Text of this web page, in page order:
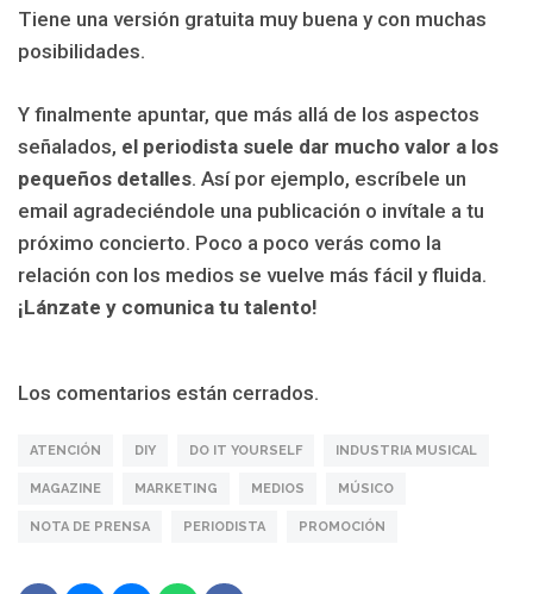
Tiene una versión gratuita muy buena y con muchas
posibilidades.
Y finalmente apuntar, que más allá de los aspectos
señalados, el periodista suele dar mucho valor a los
pequeños detalles. Así por ejemplo, escríbele un
email agradeciéndole una publicación o invítale a tu
próximo concierto. Poco a poco verás como la
relación con los medios se vuelve más fácil y fluida.
¡Lánzate y comunica tu talento!
Los comentarios están cerrados.
ATENCIÓN DIY DO IT YOURSELF INDUSTRIA MUSICAL
MAGAZINE MARKETING MEDIOS MÚSICO
NOTA DE PRENSA PERIODISTA PROMOCIÓN